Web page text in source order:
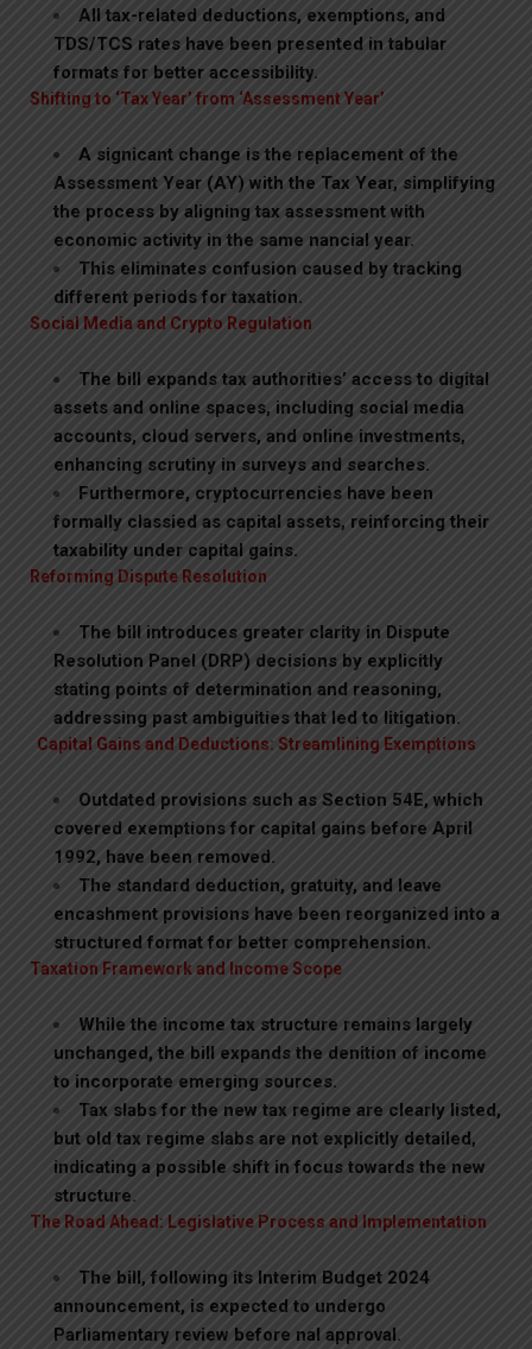
All tax-related deductions, exemptions, and
TDS/TCS rates have been presented in tabular
formats for better accessibility.
Shifting to ‘Tax Year’ from ‘Assessment Year’
A signicant change is the replacement of the
Assessment Year (AY) with the Tax Year, simplifying
the process by aligning tax assessment with
economic activity in the same nancial year.
This eliminates confusion caused by tracking
different periods for taxation.
Social Media and Crypto Regulation
The bill expands tax authorities’ access to digital
assets and online spaces, including social media
accounts, cloud servers, and online investments,
enhancing scrutiny in surveys and searches.
Furthermore, cryptocurrencies have been
formally classied as capital assets, reinforcing their
taxability under capital gains.
Reforming Dispute Resolution
The bill introduces greater clarity in Dispute
Resolution Panel (DRP) decisions by explicitly
stating points of determination and reasoning,
addressing past ambiguities that led to litigation.
Capital Gains and Deductions: Streamlining Exemptions
Outdated provisions such as Section 54E, which
covered exemptions for capital gains before April
1992, have been removed.
The standard deduction, gratuity, and leave
encashment provisions have been reorganized into a
structured format for better comprehension.
Taxation Framework and Income Scope
While the income tax structure remains largely
unchanged, the bill expands the denition of income
to incorporate emerging sources.
Tax slabs for the new tax regime are clearly listed,
but old tax regime slabs are not explicitly detailed,
indicating a possible shift in focus towards the new
structure.
The Road Ahead: Legislative Process and Implementation
The bill, following its Interim Budget 2024
announcement, is expected to undergo
Parliamentary review before nal approval.